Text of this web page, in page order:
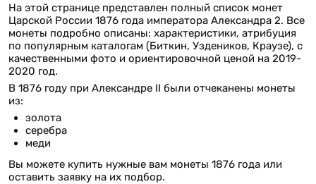
На этой странице представлен полный список монет
Царской России 1876 года императора Александра 2. Все
монеты подробно описаны: характеристики, атрибуция
по популярным каталогам (Биткин, Уздеников, Краузе), с
качественными фото и ориентировочной ценой на 2019-
2020 год.
В 1876 году при Александре II были отчеканены монеты
из:
золота
серебра
меди
Вы можете купить нужные вам монеты 1876 года или
оставить заявку на их подбор.